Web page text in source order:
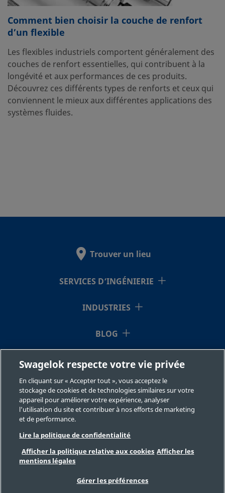
Comment bien choisir la couche de renfort
d’un flexible
Les flexibles industriels comportent généralement des
couches de renfort essentielles, qui contribuent à la
longévité et aux performances de ces produits.
Découvrez ces différents types de renforts et ceux qui
conviennent le mieux aux différentes applications des
systèmes fluides.
Trouver un lieu
SERVICES D’INGÉNIERIE
INDUSTRIES
BLOG
RESSOURCES
À NOTRE SUJET
©2026 Swagelok Company. Tous droits réservés.
Sélection des produits en toute sécurité
Swagelok respecte votre vie privée
En cliquant sur « Accepter tout », vous acceptez le
stockage de cookies et de technologies similaires sur votre
appareil pour améliorer votre expérience, analyser
l’utilisation du site et contribuer à nos efforts de marketing
et de performance.
Lire la politique de confidentialité
Afficher la politique relative aux cookies Afficher les
mentions légales
Gérer les préférences